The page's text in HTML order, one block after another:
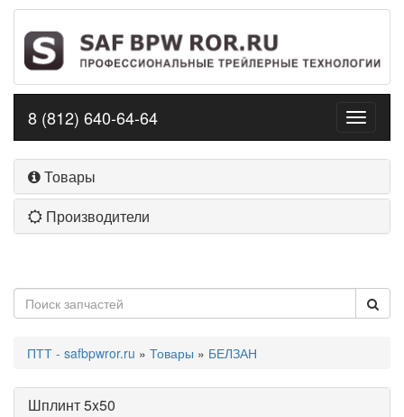
Toggle
8 (812) 640-64-64
Товары
Производители
ПТТ - safbpwror.ru » Товары » БЕЛЗАН
Шплинт 5x50